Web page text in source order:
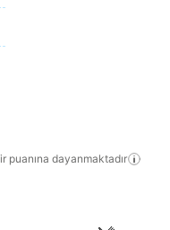
puanına dayanmaktadır